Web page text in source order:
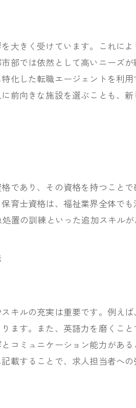
大きく受けています。これに
部では依然として高いニーズ
化した転職エージェントを利
前向きな施設を選ぶことも、
であり、その資格を持つこと
育士資格は、福祉業界全体で
置の訓練といった追加スキル
キルの充実は重要です。例え
ます。また、英語力を磨くこ
コミュニケーション能力があ
載することで、求人担当者へ